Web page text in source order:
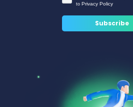
to Privacy Policy